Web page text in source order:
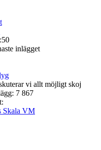
inlägget
vi allt möjligt skoj
7 867
Skala VM